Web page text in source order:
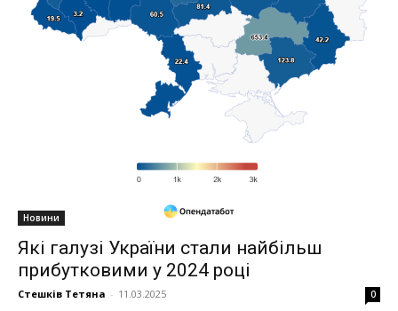
Новини
Які галузі України стали найбільш
прибутковими у 2024 році
Стешків Тетяна - 11.03.2025 0